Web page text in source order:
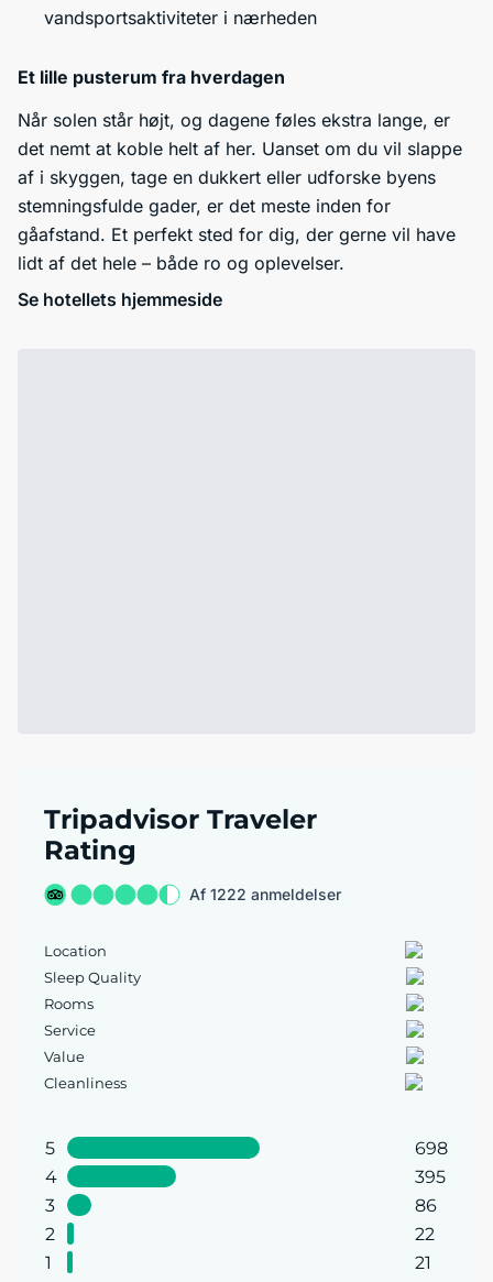
vandsportsaktiviteter i nærheden
Et lille pusterum fra hverdagen
Når solen står højt, og dagene føles ekstra lange, er
det nemt at koble helt af her. Uanset om du vil slappe
af i skyggen, tage en dukkert eller udforske byens
stemningsfulde gader, er det meste inden for
gåafstand. Et perfekt sted for dig, der gerne vil have
lidt af det hele – både ro og oplevelser.
Se hotellets hjemmeside
Tripadvisor Traveler
Rating
Af 1222 anmeldelser
Location
Sleep Quality
Rooms
Service
Value
Cleanliness
5
698
4
395
3
86
2
22
1
21